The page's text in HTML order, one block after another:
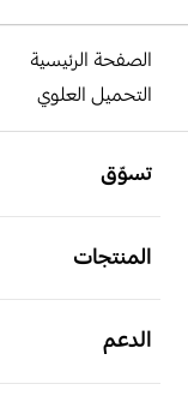
الصفحة الرئيسية
التحميل العلوي
تسوّق
المنتجات
الدعم